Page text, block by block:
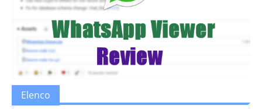
Elenco